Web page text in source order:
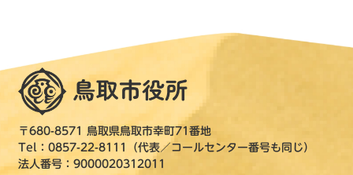
〒680-8571 鳥取県鳥取市幸町71番地
Tel：0857-22-8111（代表／コールセンター番号も同じ）
法人番号：9000020312011